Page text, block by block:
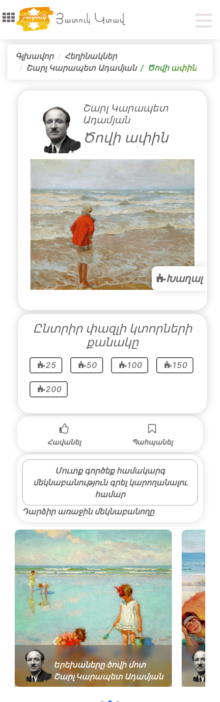
Գլխավոր
Հեղինակներ
Շարլ Կարապետ Ադամյան
Ծովի ափին
Շարլ Կարապետ
Ադամյան
Ծովի ափին
Խաղալ
Ընտրիր փազլի կտորների
քանակը
25 50 100 150
200
Հավանել Պահպանել
Մուտք գործեք համակարգ
մեկնաբանություն գրել կարողանալու
համար
Դարձիր առաջին մեկնաբանողը
Երեխաները ծովի մոտ
Շարլ Կարապետ Ադամյան